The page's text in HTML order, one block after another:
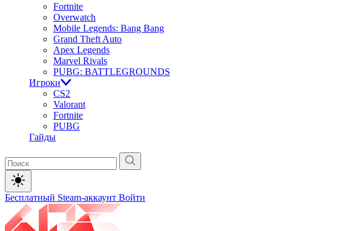
Fortnite
Overwatch
Mobile Legends: Bang Bang
Grand Theft Auto
Apex Legends
Marvel Rivals
PUBG: BATTLEGROUNDS
Игроки
CS2
Valorant
Fortnite
PUBG
Гайды
Бесплатный Steam-аккаунт Войти